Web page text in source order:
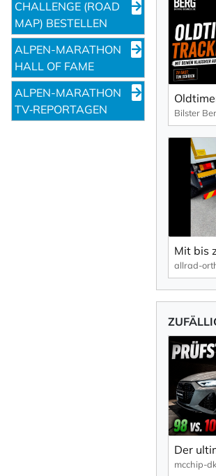
CHALLENGE (ROAD
MAP) BESTELLEN
ALPEN-MARATHON
HALL OF FAME
ALPEN-MARATHON
TV‑REPORTAGEN
Bilster
Mit bis
allrad-
mcchip-